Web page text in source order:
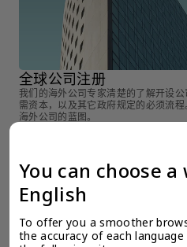
全球公司注册
我们的海外公司专家清楚的了解开设
需资本，以及其它政府规定的必须流
海外公司的蓝图。
You can choose
English
To offer you a smoother
the accuracy of each